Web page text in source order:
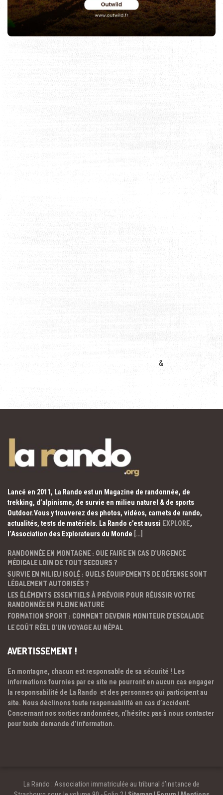
&
Lancé en 2011, La Rando est un Magazine de randonnée, de
trekking, d’alpinisme, de survie en milieu naturel & de sports
Outdoor.Vous y trouverez des photos, vidéos, carnets de rando,
actualités, tests de matériels. La Rando c’est aussi EXPLORE,
l’Association des Explorateurs du Monde […]
RANDONNÉE EN MONTAGNE : QUE FAIRE EN CAS D’URGENCE
MÉDICALE LOIN DE TOUT SECOURS ?
SURVIE EN MILIEU ISOLÉ : QUELS ÉQUIPEMENTS DE DÉFENSE SONT
LÉGALEMENT AUTORISÉS ?
LES ÉLÉMENTS ESSENTIELS À PRÉVOIR POUR RÉUSSIR VOTRE
RANDONNÉE EN PLEINE NATURE
FORMATION SPORT : COMMENT DEVENIR MONITEUR D’ESCALADE
LE COÛT RÉEL D’UN VOYAGE AU NÉPAL
AVERTISSEMENT !
En montagne, chacun est responsable de sa sécurité ! Les
informations fournies par ce site ne pourront en aucun cas engager
la responsabilité de La Rando et des personnes qui participent au
site. Nous déclinons toute responsabilité en cas d’accident.
Concernant nos sorties randonnées, n’hésitez pas à nous contacter
pour toute demande d’information.
La Rando : Association immatriculée au tribunal d’instance de